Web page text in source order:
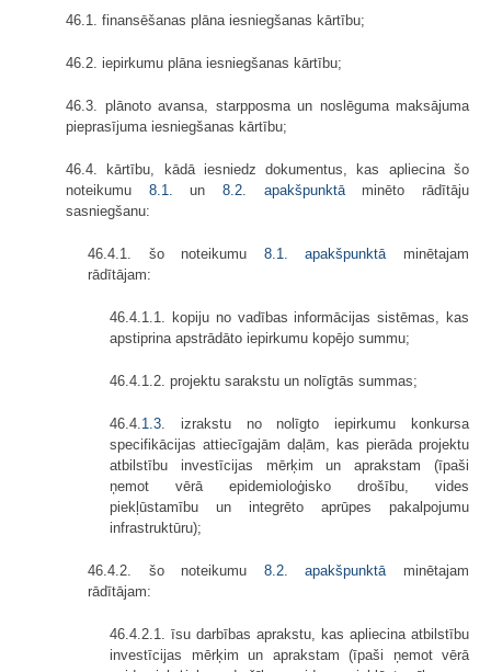
46.1. finansēšanas plāna iesniegšanas kārtību;
46.2. iepirkumu plāna iesniegšanas kārtību;
46.3. plānoto avansa, starpposma un noslēguma maksājuma
pieprasījuma iesniegšanas kārtību;
46.4. kārtību, kādā iesniedz dokumentus, kas apliecina šo
noteikumu 8.1. un8.2. apakšpunktāminēto rādītāju
sasniegšanu:
46.4.1. šo noteikumu 8.1. apakšpunktā minētajam
rādītājam:
46.4.1.1. kopiju no vadības informācijas sistēmas, kas
apstiprina apstrādāto iepirkumu kopējo summu;
46.4.1.2. projektu sarakstu un nolīgtās summas;
46.4. 1.3 . izrakstu no nolīgto iepirkumu konkursa
specifikācijas attiecīgajām daļām, kas pierāda projektu
atbilstību investīcijas mērķim un aprakstam (īpaši
ņemot vērā epidemioloģisko drošību, vides
piekļūstamību un integrēto aprūpes pakalpojumu
infrastruktūru);
46.4.2. šo noteikumu 8.2. apakšpunktā minētajam
rādītājam:
46.4.2.1. īsu darbības aprakstu, kas apliecina atbilstību
investīcijas mērķim un aprakstam (īpaši ņemot vērā